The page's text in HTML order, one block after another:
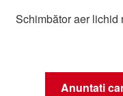
Schimbător aer lichid
Anuntati